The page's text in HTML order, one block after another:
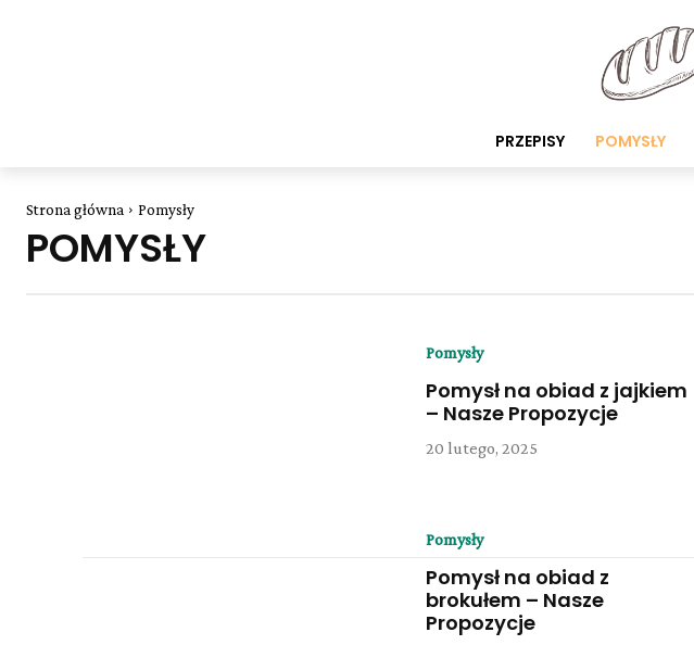
PRZEPISY POMYSŁY
Strona główna Pomysły
POMYSŁY
Pomysły
Pomysł na obiad z jajkiem
– Nasze Propozycje
20 lutego, 2025
Pomysły
Pomysł na obiad z
brokułem – Nasze
Propozycje